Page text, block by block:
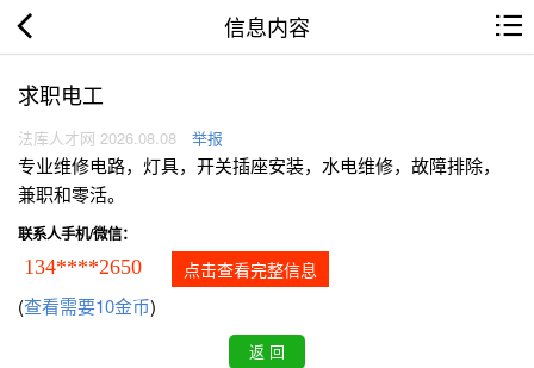
信息内容
求职电工
法库人才网 2026.08.08 举报
专业维修电路，灯具，开关插座安装，水电维修，故障排除，
兼职和零活。
联系人手机/微信：
134****2650 点击查看完整信息
(查看需要10金币)